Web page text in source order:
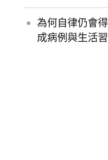
為何自律仍會
成病例與生活